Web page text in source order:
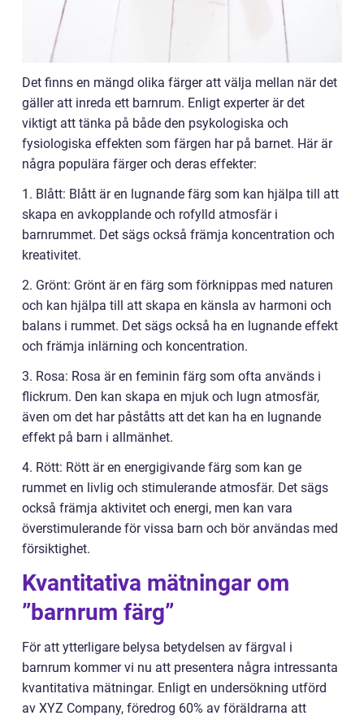
Det finns en mängd olika färger att välja mellan när det
gäller att inreda ett barnrum. Enligt experter är det
viktigt att tänka på både den psykologiska och
fysiologiska effekten som färgen har på barnet. Här är
några populära färger och deras effekter:
1. Blått: Blått är en lugnande färg som kan hjälpa till att
skapa en avkopplande och rofylld atmosfär i
barnrummet. Det sägs också främja koncentration och
kreativitet.
2. Grönt: Grönt är en färg som förknippas med naturen
och kan hjälpa till att skapa en känsla av harmoni och
balans i rummet. Det sägs också ha en lugnande effekt
och främja inlärning och koncentration.
3. Rosa: Rosa är en feminin färg som ofta används i
flickrum. Den kan skapa en mjuk och lugn atmosfär,
även om det har påståtts att det kan ha en lugnande
effekt på barn i allmänhet.
4. Rött: Rött är en energigivande färg som kan ge
rummet en livlig och stimulerande atmosfär. Det sägs
också främja aktivitet och energi, men kan vara
överstimulerande för vissa barn och bör användas med
försiktighet.
Kvantitativa mätningar om
”barnrum färg”
För att ytterligare belysa betydelsen av färgval i
barnrum kommer vi nu att presentera några intressanta
kvantitativa mätningar. Enligt en undersökning utförd
av XYZ Company, föredrog 60% av föräldrarna att